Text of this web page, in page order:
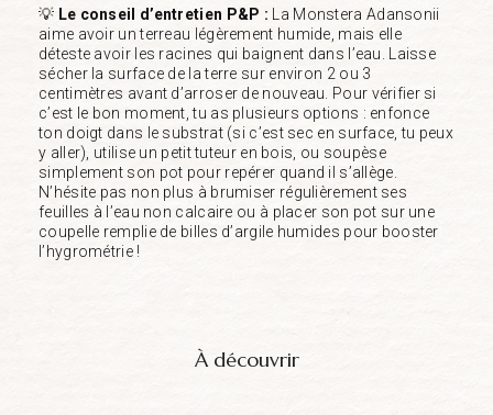
💡 Le conseil d’entretien P&P : La Monstera Adansonii
aime avoir un terreau légèrement humide, mais elle
déteste avoir les racines qui baignent dans l’eau. Laisse
sécher la surface de la terre sur environ 2 ou 3
centimètres avant d’arroser de nouveau. Pour vérifier si
c’est le bon moment, tu as plusieurs options : enfonce
ton doigt dans le substrat (si c’est sec en surface, tu peux
y aller), utilise un petit tuteur en bois, ou soupèse
simplement son pot pour repérer quand il s’allège.
N’hésite pas non plus à brumiser régulièrement ses
feuilles à l’eau non calcaire ou à placer son pot sur une
coupelle remplie de billes d’argile humides pour booster
l’hygrométrie !
À découvrir